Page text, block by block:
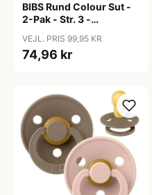
BIBS Rund Colour Sut -
2-Pak - Str. 3 -
Bumblebee Studio -
Breeze Mix
VEJL. PRIS 99,95 KR
74,96 kr